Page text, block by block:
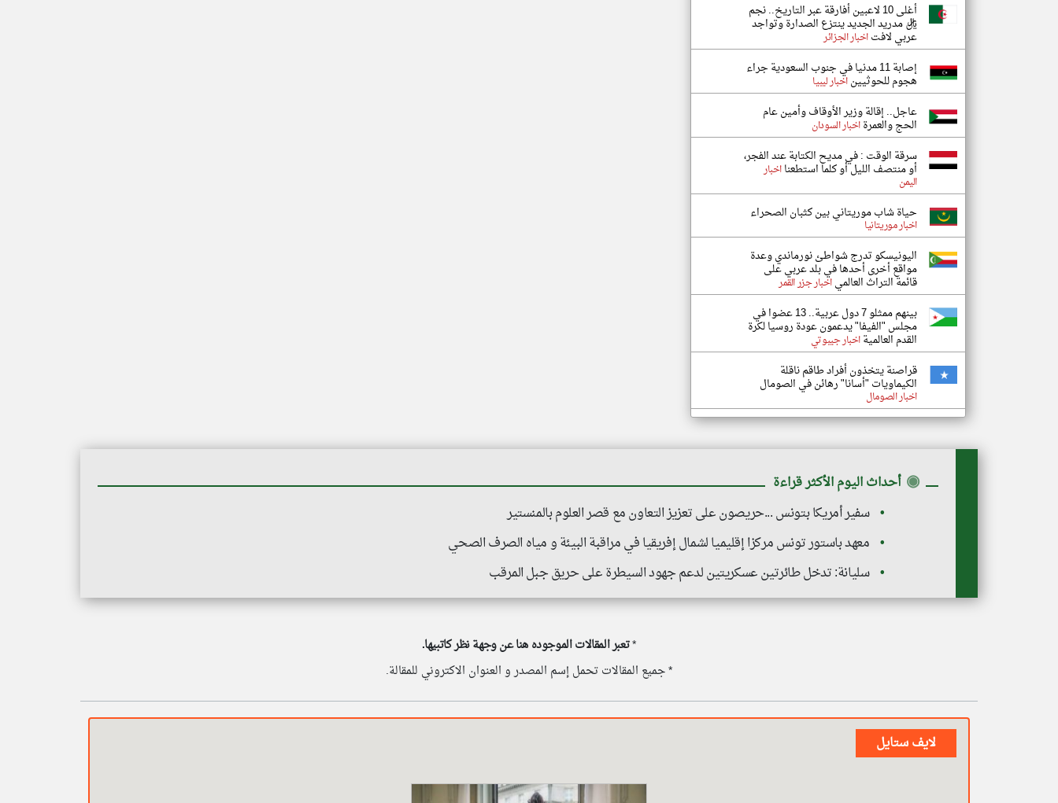
أغلى 10 لاعبين أفارقة عبر التاريخ.. نجم
ريال مدريد الجديد ينتزع الصدارة وتواجد
عربي لافتاخبار الجزائر
إصابة 11 مدنيا في جنوب السعودية جراء
هجوم للحوثييناخبار ليبيا
عاجل.. إقالة وزير الأوقاف وأمين عام
الحج والعمرةاخبار السودان
سرقة الوقت : في مديح الكتابة عند الفجر،
أو منتصف الليل أو كلما استطعنااخبار
اليمن
حياة شاب موريتاني بين كثبان الصحراء
اخبار موريتانيا
اليونيسكو تدرج شواطئ نورماندي وعدة
مواقع أخرى أحدها في بلد عربي على
قائمة التراث العالمياخبار جزر القمر
بينهم ممثلو 7 دول عربية.. 13 عضوا في
مجلس "الفيفا" يدعمون عودة روسيا لكرة
القدم العالميةاخبار جيبوتي
قراصنة يتخذون أفراد طاقم ناقلة
الكيماويات "أسانا" رهائن في الصومال
اخبار الصومال
◉ أحداث اليوم الأكثر قراءة
سفير أمريكا بتونس ...حريصون على تعزيز التعاون مع قصر العلوم بالمنستير
معهد باستور تونس مركزا إقليميا لشمال إفريقيا في مراقبة البيئة و مياه الصرف الصحي
سليانة: تدخل طائرتين عسكريتين لدعم جهود السيطرة على حريق جبل المرقب
*تعبر المقالات الموجوده هنا عن وجهة نظر كاتبيها.
* جميع المقالات تحمل إسم المصدر و العنوان الاكتروني للمقالة.
لايف ستايل